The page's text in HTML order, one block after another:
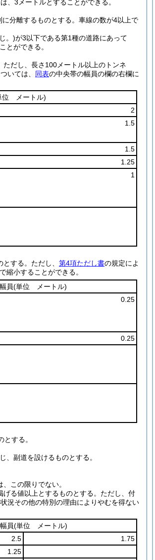
、3メートルとすることができる。
分離するものとする。 車線の数が4以上で
。)が3以下である第1種の道路にあって
とができる。
ただし、長さ100メートル以上のトンネ
いては、 同表の中央帯の幅員の欄の右欄に
位 メートル)
2
1.5
1.5
1.25
1
する。 ただし、 第4項ただし書の規定によ
縮小することができる。
員(単位 メートル)
0.25
0.25
する。
、副道を設けるものとする。
この限りでない。
る値以上とするものとする。 ただし、付
況その他の特別の理由によりやむを得ない
員(単位 メートル)
2.5
1.75
1.25